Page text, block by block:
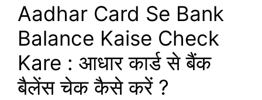
Aadhar Card Se Bank
Balance Kaise Check
Kare : आधार कार्ड से बैंक
बैलेंस चेक कैसे करें ?